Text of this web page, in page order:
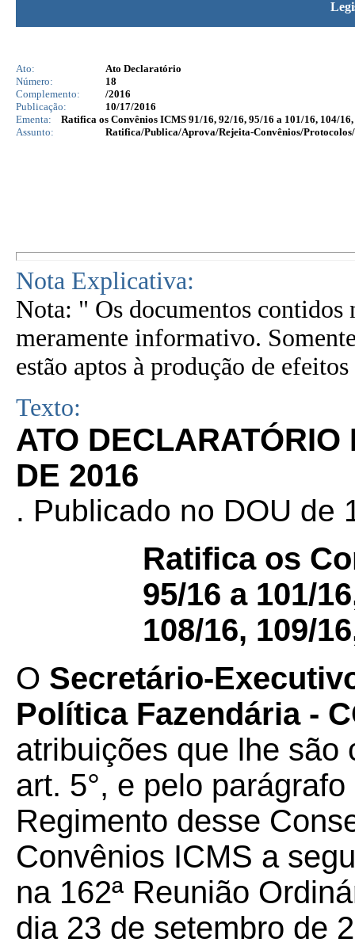
Ato:
Ato Declaratório
Número:
18
Complemento:
/2016
Publicação:
10/17/2016
Ementa:
Ratifica os Convênios ICMS 91/16, 92/16, 95/16 a 101/16, 104/
Assunto:
Ratifica/Publica/Aprova/Rejeita-Convênios/
Nota Explicativa:
Nota: " Os documentos contidos
meramente informativo.
estão aptos à produção de
Texto:
ATO DECLARATÓRIO
DE 2016
. Publicado no DOU de
Ratifica os
95/16 a 101/
108/16, 109/
O Secretário-
Política Fazendária -
atribuições que lhe são
art. 5°, e pelo
Regimento desse
Convênios ICMS a
na 162ª Reunião
dia 23 de setembro de